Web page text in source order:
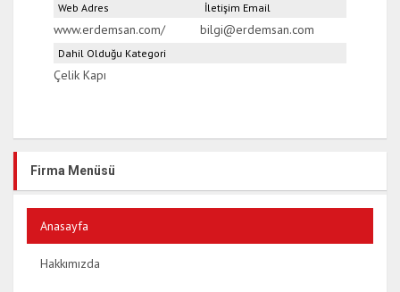
Web Adres
www.erdemsan.com/
İletişim Email
bilgi@erdemsan.com
Dahil Olduğu Kategori
Çelik Kapı
Firma Menüsü
Anasayfa
Hakkımızda